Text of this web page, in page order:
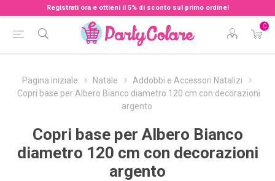
Registrati ora e ottieni il 5% di sconto sul primo ordine!
0
Pagina iniziale Natale
Addobbi e Accessori Natalizi
Copri base per Albero Bianco diametro 120 cm con decorazioni
argento
Copri base per Albero Bianco
diametro 120 cm con decorazioni
argento